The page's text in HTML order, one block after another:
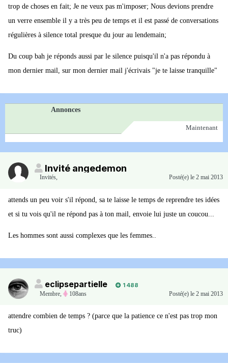
trop de choses en fait; Je ne veux pas m'imposer; Nous devions prendre
un verre ensemble il y a très peu de temps et il est passé de conversations
régulières à silence total presque du jour au lendemain;
Du coup bah je réponds aussi par le silence puisqu'il n'a pas répondu à
mon dernier mail, sur mon dernier mail j'écrivais "je te laisse tranquille"
Annonces
Maintenant
Invité angedemon
Invités, Posté(e) le 2 mai 2013
attends un peu voir s'il répond, sa te laisse le temps de reprendre tes idées
et si tu vois qu'il ne répond pas à ton mail, envoie lui juste un coucou...
Les hommes sont aussi complexes que les femmes..
eclipsepartielle
1 488
Membre, 108ans Posté(e) le 2 mai 2013
attendre combien de temps ? (parce que la patience ce n'est pas trop mon
truc)